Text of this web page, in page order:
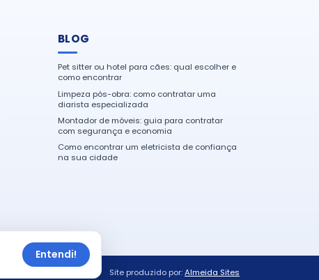
BLOG
Pet sitter ou hotel para cães: qual escolher e
como encontrar
Limpeza pós-obra: como contratar uma
diarista especializada
Montador de móveis: guia para contratar
com segurança e economia
Como encontrar um eletricista de confiança
na sua cidade
Site produzido por:Almeida Sites
Entendi!